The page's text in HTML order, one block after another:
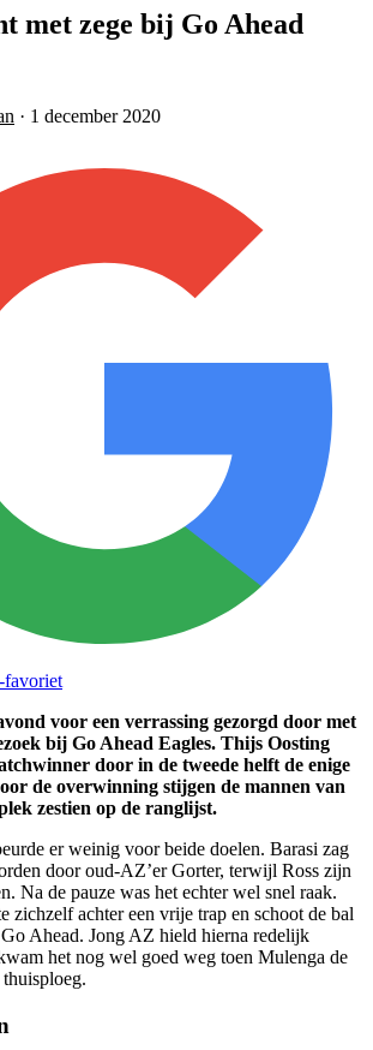
met zege bij Go Ahead
· 1 december 2020
favoriet
voor een verrassing gezorgd door met
bij Go Ahead Eagles. Thijs Oosting
door in de tweede helft de enige
de overwinning stijgen de mannen van
zestien op de ranglijst.
er weinig voor beide doelen. Barasi zag
door oud-AZ’er Gorter, terwijl Ross zijn
Na de pauze was het echter wel snel raak.
zichzelf achter een vrije trap en schoot de bal
Ahead. Jong AZ hield hierna redelijk
het nog wel goed weg toen Mulenga de
thuisploeg.